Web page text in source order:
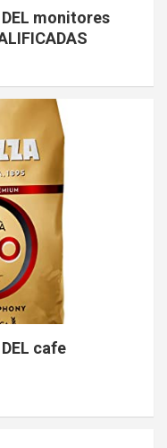
DEL monitores
cafe